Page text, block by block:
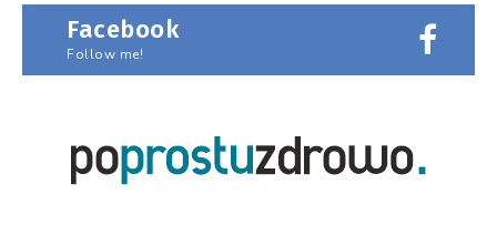
Facebook
Follow me!